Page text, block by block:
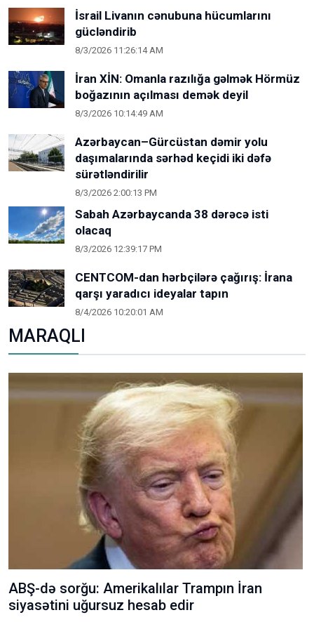
İsrail Livanın cənubuna hücumlarını
gücləndirib
8/3/2026 11:26:14 AM
İran XİN: Omanla razılığa gəlmək Hörmüz
boğazının açılması demək deyil
8/3/2026 10:14:49 AM
Azərbaycan–Gürcüstan dəmir yolu
daşımalarında sərhəd keçidi iki dəfə
sürətləndirilir
8/3/2026 2:00:13 PM
Sabah Azərbaycanda 38 dərəcə isti
olacaq
8/3/2026 12:39:17 PM
CENTCOM-dan hərbçilərə çağırış: İrana
qarşı yaradıcı ideyalar tapın
8/4/2026 10:20:01 AM
MARAQLI
ABŞ-də sorğu: Amerikalılar Trampın İran
siyasətini uğursuz hesab edir